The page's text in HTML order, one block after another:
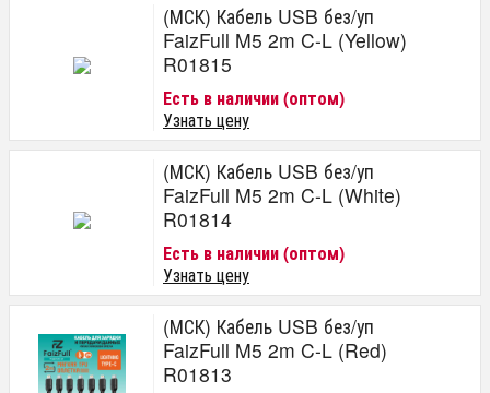
(МСК) Кабель USB без/уп
FaizFull M5 2m C-L (Yellow)
R01815
Есть в наличии (оптом)
Узнать цену
(МСК) Кабель USB без/уп
FaizFull M5 2m C-L (White)
R01814
Есть в наличии (оптом)
Узнать цену
(МСК) Кабель USB без/уп
FaizFull M5 2m C-L (Red)
R01813